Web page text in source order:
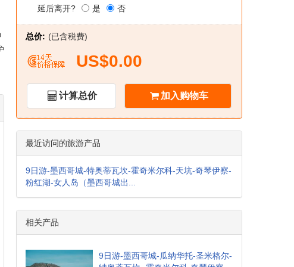
延后离开? 是 否
总价: (已含税费)
US$0.00
计算总价 加入购物车
最近访问的旅游产品
9日游-墨西哥城-特奥蒂瓦坎-霍奇米尔科-天坑-奇琴伊察-
粉红湖-女人岛（墨西哥城出...
相关产品
9日游-墨西哥城-瓜纳华托-圣米格尔-